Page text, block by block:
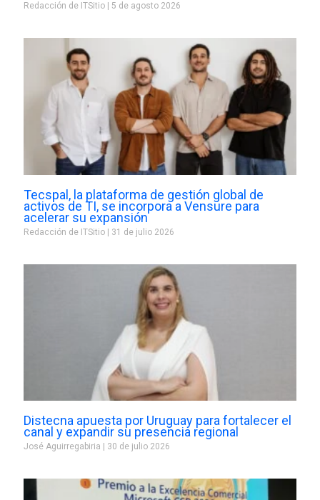
Redacción de ITSitio 5 de agosto 2026
Tecspal, la plataforma de gestión global de
activos de TI, se incorpora a Vensure para
acelerar su expansión
Redacción de ITSitio 31 de julio 2026
Distecna apuesta por Uruguay para fortalecer el
canal y expandir su presencia regional
José Aguirregabiria 30 de julio 2026